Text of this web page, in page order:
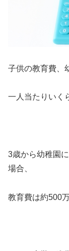
子供の教育費、
一人当たりいく
3歳から幼稚園
場合、
教育費は約500